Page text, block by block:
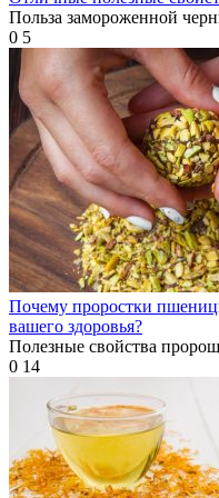
Польза замороженной
0 5
Почему проростки
вашего здоровья?
Полезные свойства
0 14